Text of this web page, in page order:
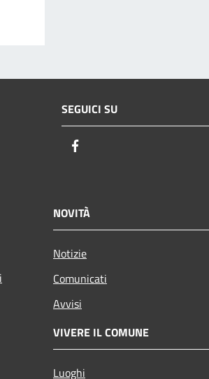
SEGUICI SU
NOVITÀ
Notizie
Comunicati
Avvisi
VIVERE IL COMUNE
Luoghi